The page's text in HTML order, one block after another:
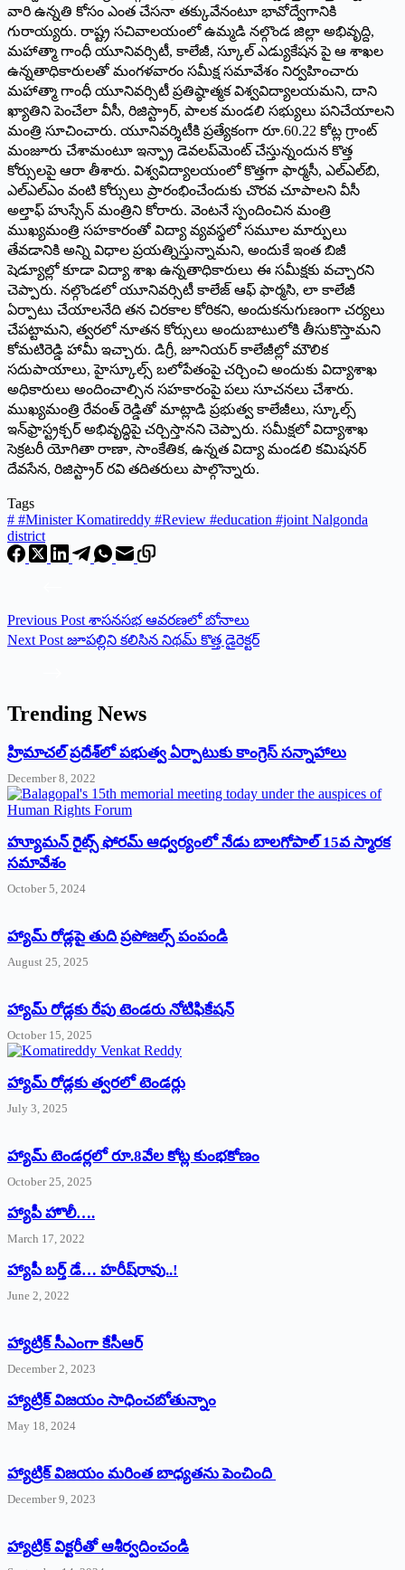
వారి ఉన్నతి కోసం ఎంత చేసనా తక్కువేనంటూ భావోద్వేగానికి
గురాయ్యరు. రాష్ట్ర సచివాలయంలో ఉమ్మడి నల్గొండ జిల్లా అభివృద్ది,
మహాత్మా గాంధీ యూనివర్సిటీ, కాలేజీ, స్కూల్‌ ఎడ్యుకేషన పై ఆ శాఖల
ఉన్నతాధికారులతో మంగళవారం సమీక్ష సమావేశం నిర్వహించారు
మహాత్మా గాంధీ యూనివర్సిటీ ప్రతిష్ఠాత్మక విశ్వవిద్యాలయమని, దాని
ఖ్యాతిని పెంచేలా వీసీ, రిజిస్ట్రార్‌, పాలక మండలి సభ్యులు పనిచేయాలని
మంత్రి సూచించారు. యూనివర్శిటీకి ప్రత్యేకంగా రూ.60.22 కోట్ల గ్రాంట్‌
మంజూరు చేశామంటూ ఇన్ఫ్రా డెవలప్‌మెంట్‌ చేస్తున్నందున కొత్త
కోర్సులపై ఆరా తీశారు. విశ్వవిద్యాలయంలో కొత్తగా ఫార్మసీ, ఎల్‌ఎల్‌బి,
ఎల్‌ఎల్‌ఎం వంటి కోర్సులు ప్రారంభించేందుకు చొరవ చూపాలని వీసీ
అల్తాఫ్‌ హుస్సేన్‌ మంత్రిని కోరారు. వెంటనే స్పందించిన మంత్రి
ముఖ్యమంత్రి సహకారంతో విద్యా వ్యవస్థలో సమూల మార్పులు
తేవడానికి అన్ని విధాల ప్రయత్నిస్తున్నామని, అందుకే ఇంత బిజీ
షెడ్యూల్లో కూడా విద్యా శాఖ ఉన్నతాధికారులు ఈ సమీక్షకు వచ్చారని
చెప్పారు. నల్గొండలో యూనివర్సిటీ కాలేజ్‌ ఆఫ్‌ ఫార్మసి, లా కాలేజీ
ఏర్పాటు చేయాలనేది తన చిరకాల కోరికని, అందుకనుగుణంగా చర్యలు
చేపట్టామని, త్వరలో నూతన కోర్సులు అందుబాటులోకి తీసుకొస్తామని
కోమటిరెడ్డి హామీ ఇచ్చారు. డిగ్రీ, జూనియర్‌ కాలేజీల్లో మౌలిక
సదుపాయాలు, హైస్కూల్స్‌ బలోపేతంపై చర్చించి అందుకు విద్యాశాఖ
అధికారులు అందించాల్సిన సహకారంపై పలు సూచనలు చేశారు.
ముఖ్యమంత్రి రేవంత్‌ రెడ్డితో మాట్లాడి ప్రభుత్వ కాలేజీలు, స్కూల్స్‌
ఇన్‌ఫ్రాస్ట్రక్చర్‌ అభివృద్ధిపై చర్చిస్తానని చెప్పారు. సమీక్షలో విద్యాశాఖ
సెక్రటరీ యోగితా రాణా, సాంకేతిక, ఉన్నత విద్యా మండలి కమిషనర్‌
దేవసేన, రిజిస్ట్రార్‌ రవి తదితరులు పాల్గొన్నారు.
Tags
# #Minister Komatireddy #Review #education #joint Nalgonda
district
Previous Post శాసనసభ ఆవరణలో బోనాలు
Next Post జూపల్లిని కలిసిన నిథమ్‌ కొత్త డైరెక్టర్‌
Trending News
‌హ్రిమాచల్‌ ‌ప్రదేశ్‌లో పభుత్వ ఏర్పాటుకు కాంగ్రెస్‌ ‌సన్నాహాలు
December 8, 2022
హ్యూమన్‌ రైట్స్‌ ఫోరమ్‌ ఆధ్వర్యంలో నేడు బాలగోపాల్‌ 15వ స్మారక
సమావేశం
October 5, 2024
హ్యామ్‌ రోడ్లపై తుది ప్రపోజల్స్‌ పంపండి
August 25, 2025
హ్యామ్‌ రోడ్లకు రేపు టెండరు నోటిఫికేషన్‌
October 15, 2025
హ్యామ్‌ రోడ్లకు త్వరలో టెండర్లు
July 3, 2025
హ్యామ్‌ ‌టెండర్లలో రూ.8వేల కోట్ల కుంభకోణం
October 25, 2025
హ్యాపీ హొలీ….
March 17, 2022
హ్యాపీ బర్త్ ‌డే… హరీష్‌రావు..!
June 2, 2022
హ్యాట్రిక్‌ ‌సీఎంగా కేసీఆర్‌
December 2, 2023
హ్యాట్రిక్‌ విజయం సాధించబోతున్నాం
May 18, 2024
హ్యాట్రిక్ విజయం మరింత బాధ్యతను పెంచింది
December 9, 2023
హ్యాట్రిక్‌ ‌విక్టరీతో ఆశీర్వదించండి